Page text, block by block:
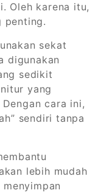
Oleh karena itu,
penting.
sekat
digunakan
sedikit
yang
cara ini,
sendiri tanpa
lebih mudah